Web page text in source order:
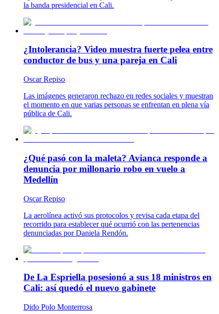
la banda presidencial en Cali.
¿Intolerancia? Video muestra fuerte pelea entre
conductor de bus y una pareja en Cali
Oscar Repiso
Las imágenes generaron rechazo en redes sociales y muestran
el momento en que varias personas se enfrentan en plena vía
pública de Cali.
¿Qué pasó con la maleta? Avianca responde a
denuncia por millonario robo en vuelo a
Medellín
Oscar Repiso
La aerolínea activó sus protocolos y revisa cada etapa del
recorrido para establecer qué ocurrió con las pertenencias
denunciadas por Daniela Rendón.
De La Espriella posesionó a sus 18 ministros en
Cali: así quedó el nuevo gabinete
Dido Polo Monterrosa